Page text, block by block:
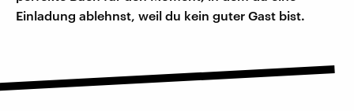
Einladung ablehnst, weil du kein guter Gast bist.